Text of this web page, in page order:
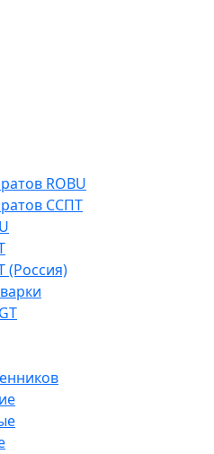
ROBU
ССПТ
(Россия)